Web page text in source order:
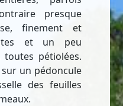
presque
finement et
et un peu
toutes pétiolées.
un pédoncule
des feuilles